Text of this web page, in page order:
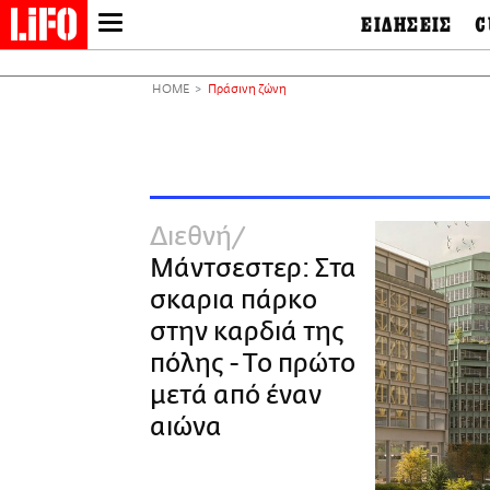
NEWSLETTER
PRINT
ΕΙΔΗΣΕΙΣ
TV & Media
Tech &
Science
European Lifo
&
HOME Πράσινη ζώνη
Διεθνή
Μάντσεστερ: Στα
σκαρια πάρκο
στην καρδιά της
πόλης - Το πρώτο
μετά από έναν
αιώνα